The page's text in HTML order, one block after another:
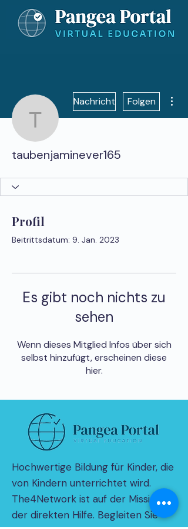
Nachricht Folgen
taubenjaminever165
Profil
Beitrittsdatum: 9. Jan. 2023
Es gibt noch nichts zu
sehen
Wenn dieses Mitglied Infos über sich
selbst hinzufügt, erscheinen diese
hier.
Hochwertige Bildung für Kinder, die
von Kindern unterrichtet wird.
The4Network ist auf der Mission
der direkten Hilfe. Begleiten Sie